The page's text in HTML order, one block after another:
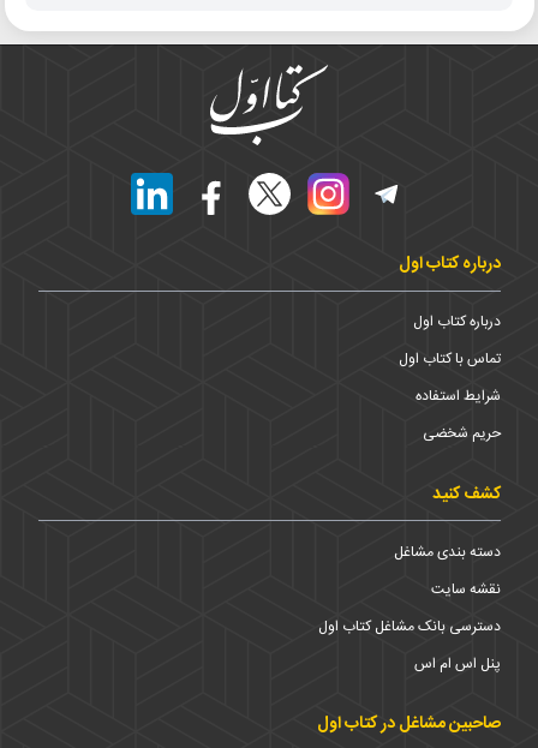
درباره کتاب اول
درباره کتاب اول
تماس با کتاب اول
شرایط استفاده
حریم شخضی
کشف کنید
دسته بندی مشاغل
نقشه سایت
دسترسی بانک مشاغل کتاب اول
پنل اس ام اس
صاحبین مشاغل در کتاب اول